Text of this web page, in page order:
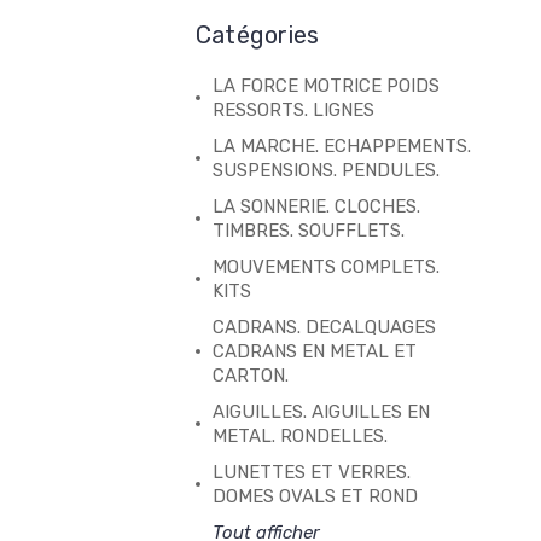
Catégories
LA FORCE MOTRICE POIDS
RESSORTS. LIGNES
LA MARCHE. ECHAPPEMENTS.
SUSPENSIONS. PENDULES.
LA SONNERIE. CLOCHES.
TIMBRES. SOUFFLETS.
MOUVEMENTS COMPLETS.
KITS
CADRANS. DECALQUAGES
CADRANS EN METAL ET
CARTON.
AIGUILLES. AIGUILLES EN
METAL. RONDELLES.
LUNETTES ET VERRES.
DOMES OVALS ET ROND
Tout afficher